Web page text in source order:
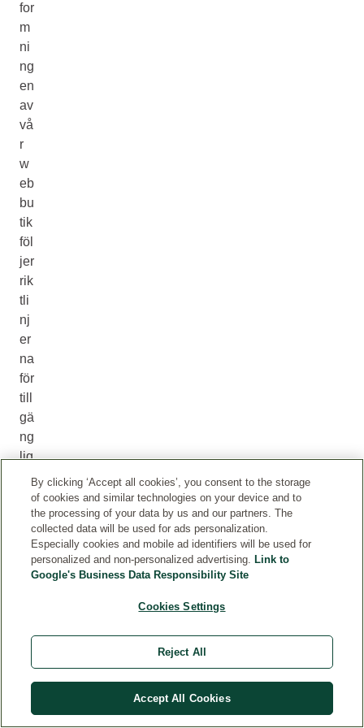
for
m
ni
ng
en
av
vå
r
w
eb
bu
tik
föl
jer
rik
tli
nj
er
na
för
till
gä
ng
lig
eb
eh
By clicking ‘Accept all cookies’, you consent to the storage
of cookies and similar technologies on your device and to
the processing of your data by us and our partners. The
collected data will be used for ads personalization.
Especially cookies and mobile ad identifiers will be used for
personalized and non-personalized advertising. Link to
Google's Business Data Responsibility Site
Cookies Settings
Reject All
Accept All Cookies